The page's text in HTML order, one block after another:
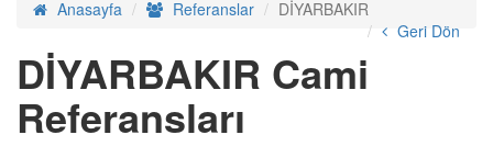
Anasayfa Referanslar
DİYARBAKIR
Geri Dön
DİYARBAKIR Cami
Referansları